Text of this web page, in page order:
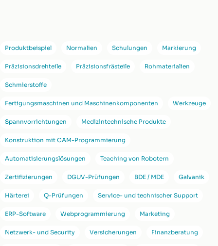
Produktbeispiel Normalien Schulungen Markierung
Präzisionsdrehteile Präzisionsfrästeile Rohmaterialien
Schmierstoffe
Fertigungsmaschinen und Maschinenkomponenten Werkzeuge
Spannvorrichtungen Medizintechnische Produkte
Konstruktion mit CAM-Programmierung
Automatisierungslösungen Teaching von Robotern
Zertifizierungen DGUV-Prüfungen BDE / MDE Galvanik
Härterei Q-Prüfungen Service- und technischer Support
ERP-Software Webprogrammierung Marketing
Netzwerk- und Security Versicherungen Finanzberatung